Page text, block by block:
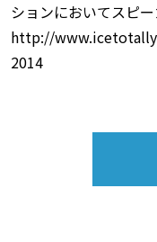
ションにおいてスピ
http://
2014